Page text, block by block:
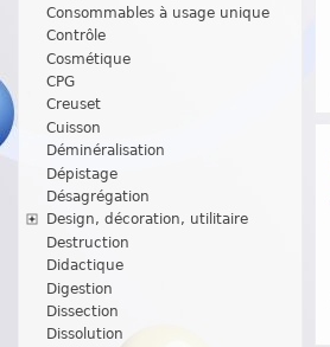
Consommables à usage unique
Contrôle
Cosmétique
CPG
Creuset
Cuisson
Déminéralisation
Dépistage
Désagrégation
Design, décoration, utilitaire
Destruction
Didactique
Digestion
Dissection
Dissolution